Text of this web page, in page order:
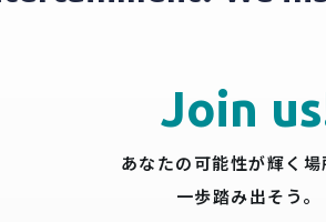
Join
あなたの可能性が輝く場
一歩踏み出そう。